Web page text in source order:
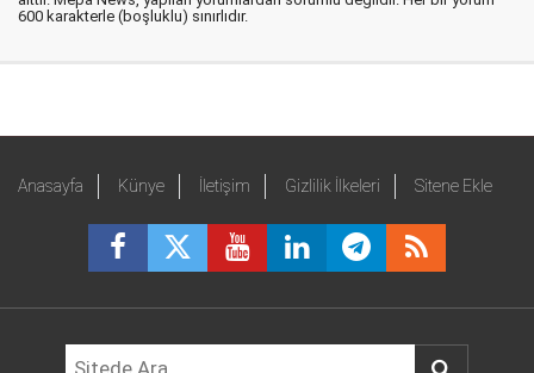
600 karakterle (boşluklu) sınırlıdır.
Anasayfa Künye İletişim Gizlilik İlkeleri Sitene Ekle